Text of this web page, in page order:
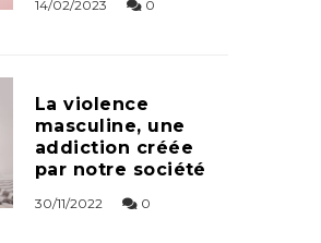
14/02/2023 0
La violence
masculine, une
addiction créée
par notre société
30/11/2022 0